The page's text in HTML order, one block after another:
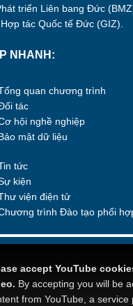
triển Liên bang Đức
tác Quốc tế Đức (GIZ).
NHANH:
quan chương trình
tác
hội nghề nghiệp
mật dữ liệu
tức
kiện
viện điện tử
trình Đào tạo phối
accept YouTube
By accepting you will be
from YouTube, a service